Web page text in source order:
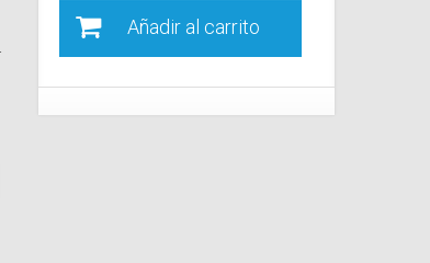
Añadir al carrito